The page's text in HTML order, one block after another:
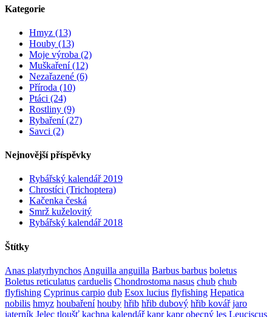
Kategorie
Hmyz (13)
Houby (13)
Moje výroba (2)
Muškaření (12)
Nezařazené (6)
Příroda (10)
Ptáci (24)
Rostliny (9)
Rybaření (27)
Savci (2)
Nejnovější příspěvky
Rybářský kalendář 2019
Chrostíci (Trichoptera)
Kačenka česká
Smrž kuželovitý
Rybářský kalendář 2018
Štítky
Anas platyrhynchos Anguilla anguilla Barbus barbus boletus
Boletus reticulatus carduelis Chondrostoma nasus chub chub
flyfishing Cyprinus carpio dub Esox lucius flyfishing Hepatica
nobilis hmyz houbaření houby hřib hřib dubový hřib kovář jaro
jaterník Jelec tloušť kachna kalendář kapr kapr obecný les Leuciscus